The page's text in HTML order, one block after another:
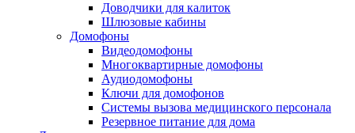
Доводчики для калиток
Шлюзовые кабины
Домофоны
Видеодомофоны
Многоквартирные домофоны
Аудиодомофоны
Ключи для домофонов
Системы вызова медицинского персонала
Резервное питание для дома